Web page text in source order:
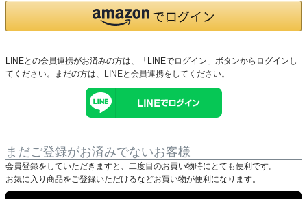
LINEとの会員連携がお済みの方は、「LINEでログイン」ボタンからログインし
てください。まだの方は、 LINEと会員連携をしてください。
まだご登録がお済みでないお客様
会員登録をしていただきますと、二度目のお買い物時にとても便利です。
お気に入り商品をご登録いただけるなどお買い物が便利になります。